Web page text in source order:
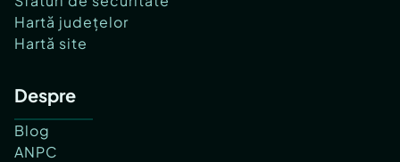
Hartă județelor
Hartă site
Despre
Blog
ANPC